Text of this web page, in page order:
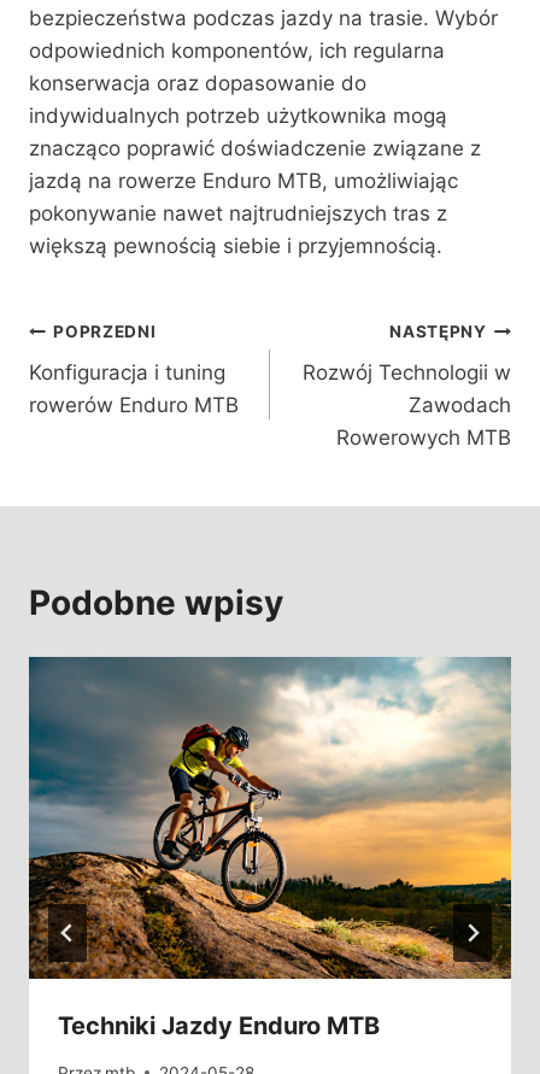
bezpieczeństwa podczas jazdy na trasie. Wybór
odpowiednich komponentów, ich regularna
konserwacja oraz dopasowanie do
indywidualnych potrzeb użytkownika mogą
znacząco poprawić doświadczenie związane z
jazdą na rowerze Enduro MTB, umożliwiając
pokonywanie nawet najtrudniejszych tras z
większą pewnością siebie i przyjemnością.
Nawigacja
wpisu
POPRZEDNI
Konfiguracja i tuning
rowerów Enduro MTB
NASTĘPNY
Rozwój Technologii w
Zawodach
Rowerowych MTB
Podobne wpisy
Techniki Jazdy Enduro MTB